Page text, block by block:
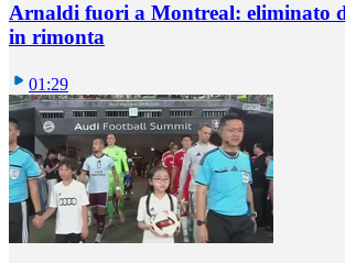
Arnaldi fuori a Montreal: eliminato
in rimonta
01:29